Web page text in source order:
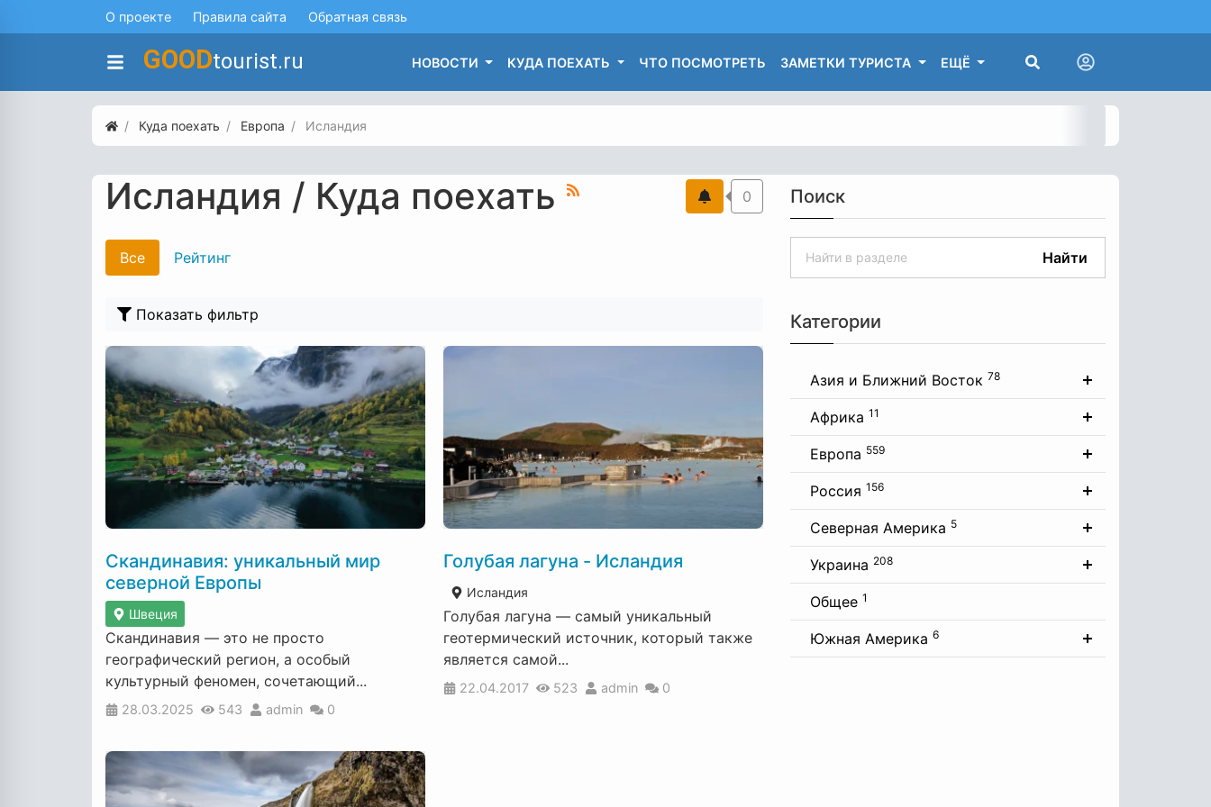
О проекте Правила сайта Обратная связь
GOODtourist.ru НОВОСТИ КУДА ПОЕХАТЬ ЧТО ПОСМОТРЕТЬ ЗАМЕТКИ ТУРИСТА ЕЩЁ
Куда поехать Европа Исландия
Исландия / Куда поехать 0
Все Рейтинг
Показать фильтр
Скандинавия: уникальный мир
северной Европы
Швеция
Скандинавия — это не просто
географический регион, а особый
культурный феномен, сочетающий...
28.03.2025 543 admin 0
Голубая лагуна - Исландия
Исландия
Голубая лагуна — самый уникальный
геотермический источник, который также
является самой...
22.04.2017 523 admin 0
Поиск
Найти
Категории
Азия и Ближний Восток 78
Африка 11
Европа 559
Россия 156
Северная Америка 5
Украина 208
Общее 1
Южная Америка 6